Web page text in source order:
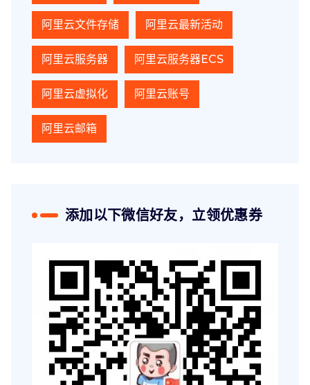
阿里云文件存储 阿里云最新活动
阿里云服务器 阿里云服务器ECS
阿里云虚拟化 阿里云账号
阿里云邮箱
添加以下微信好友，立领优惠券